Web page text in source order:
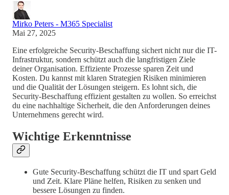
Mirko Peters - M365 Specialist
Mai 27, 2025
Eine erfolgreiche Security-Beschaffung sichert nicht nur die IT-
Infrastruktur, sondern schützt auch die langfristigen Ziele
deiner Organisation. Effiziente Prozesse sparen Zeit und
Kosten. Du kannst mit klaren Strategien Risiken minimieren
und die Qualität der Lösungen steigern. Es lohnt sich, die
Security-Beschaffung effizient gestalten zu wollen. So erreichst
du eine nachhaltige Sicherheit, die den Anforderungen deines
Unternehmens gerecht wird.
Wichtige Erkenntnisse
Gute Security-Beschaffung schützt die IT und spart Geld
und Zeit. Klare Pläne helfen, Risiken zu senken und
bessere Lösungen zu finden.